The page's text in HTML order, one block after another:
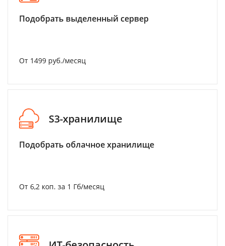
Подобрать выделенный сервер
От 1499 руб./месяц
S3-хранилище
Подобрать облачное хранилище
От 6,2 коп. за 1 Гб/месяц